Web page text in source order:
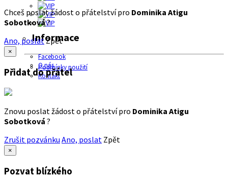
Informace
Facebook
O nás
Podmínky použití
Kontakt
Chceš poslat žádost o přátelství pro Dominika Atigu
Sobotková?
Ano, poslatZpět
×
Přidat do přátel
Znovu poslat žádost o přátelství pro Dominika Atigu
Sobotková ?
Zrušit pozvánku Ano, poslat Zpět
×
Pozvat blízkého